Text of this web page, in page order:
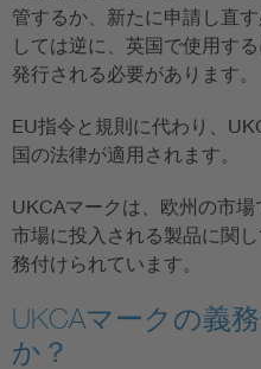
管するか、新たに申請し直
しては逆に、英国で使用す
発行される必要があります。
EU指令と規則に代わり、
国の法律が適用されます。
UKCAマークは、欧州の市
市場に投入される製品に関
務付けられています。
UKCAマークの義
か？